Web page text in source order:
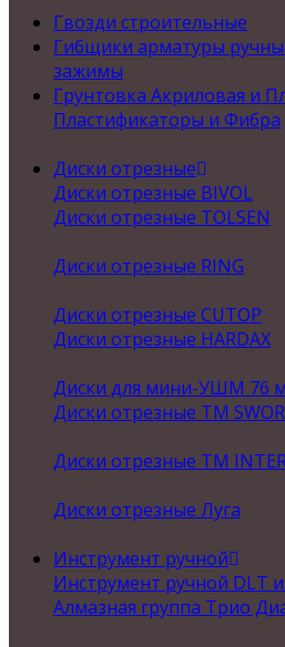
Гвозди строительные
Гибщики арматуры
зажимы
Грунтовка Акриловая и
Пластификаторы и Фибра
Диски отрезные
Диски отрезные BIVOL
Диски отрезные TOLSEN
Диски отрезные RING
Диски отрезные CUTOP
Диски отрезные HARDAX
Диски для мини-УШМ 76
Диски отрезные ТМ
Диски отрезные ТМ
Диски отрезные Луга
Инструмент ручной
Инструмент ручной DLT
Алмазная группа Трио